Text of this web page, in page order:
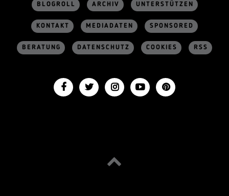
BLOGROLL ARCHIV UNTERSTÜTZEN
KONTAKT MEDIADATEN SPONSORED
BERATUNG DATENSCHUTZ COOKIES RSS